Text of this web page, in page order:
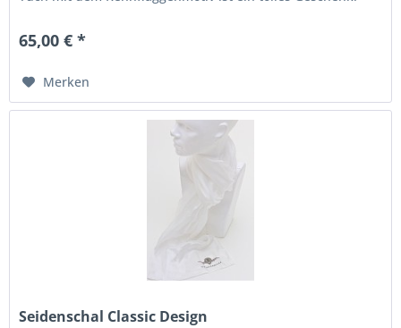
65,00 € *
Merken
Seidenschal Classic Design